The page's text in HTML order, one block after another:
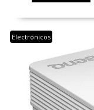
Electrónicos